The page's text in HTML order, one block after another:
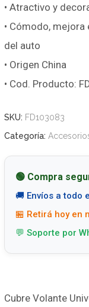
• Atractivo y
• Cómodo,
del auto
• Origen China
• Cod. Producto:
SKU: FD103083
Categoría:
🟢 Compra
🚚 Envíos a todo
🏪 Retirá hoy en
💬 Soporte por
Cubre Volante